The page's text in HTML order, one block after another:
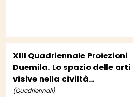
XIII Quadriennale Proiezioni
Duemila. Lo spazio delle arti
visive nella civiltà
multimediale
(Quadriennali)